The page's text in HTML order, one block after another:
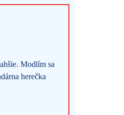
Modlím sa
herečka